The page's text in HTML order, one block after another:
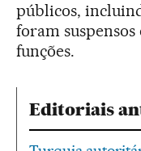
públicos,
foram
funções.
Editoriais